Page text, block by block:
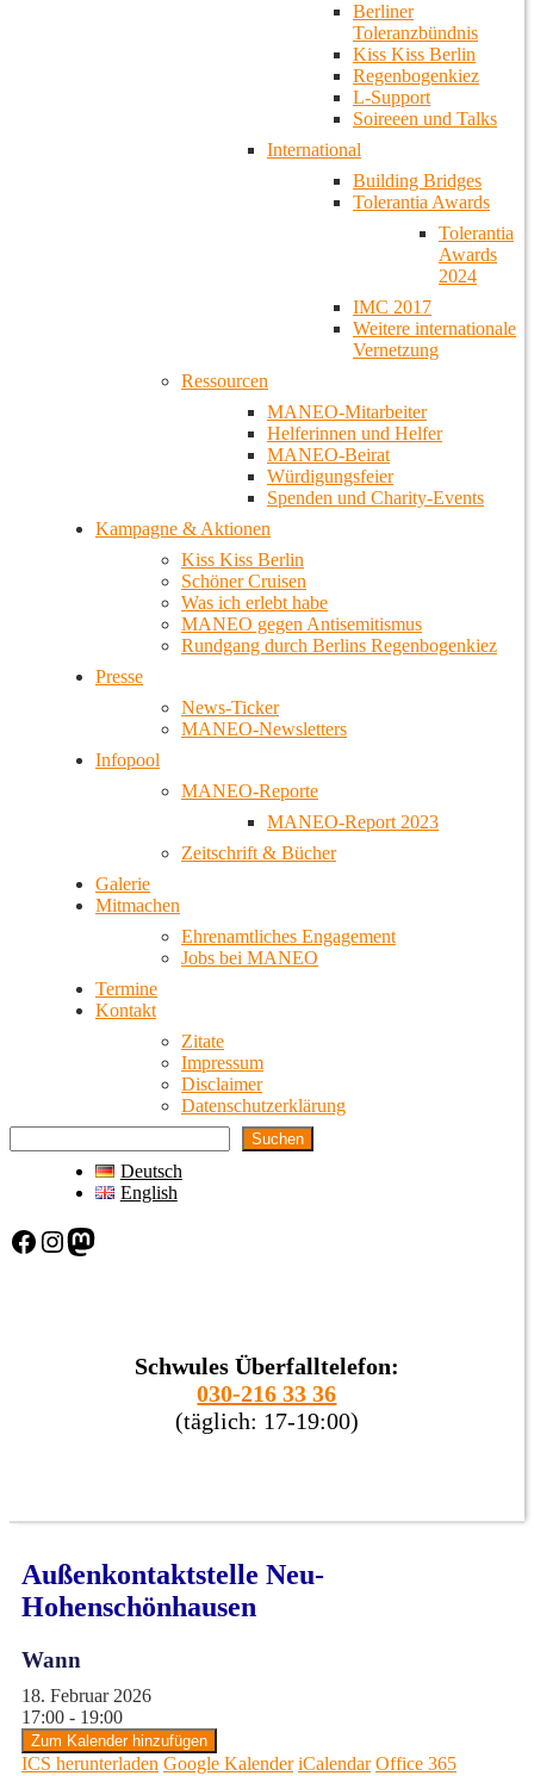
Berliner
Toleranzbündnis
Kiss Kiss Berlin
Regenbogenkiez
L-Support
Soireeen und Talks
International
Building Bridges
Tolerantia Awards
Tolerantia
Awards
2024
IMC 2017
Weitere internationale
Vernetzung
Ressourcen
MANEO-Mitarbeiter
Helferinnen und Helfer
MANEO-Beirat
Würdigungsfeier
Spenden und Charity-Events
Kampagne & Aktionen
Kiss Kiss Berlin
Schöner Cruisen
Was ich erlebt habe
MANEO gegen Antisemitismus
Rundgang durch Berlins Regenbogenkiez
Presse
News-Ticker
MANEO-Newsletters
Infopool
MANEO-Reporte
MANEO-Report 2023
Zeitschrift & Bücher
Galerie
Mitmachen
Ehrenamtliches Engagement
Jobs bei MANEO
Termine
Kontakt
Zitate
Impressum
Disclaimer
Datenschutzerklärung
Suchen
Deutsch
English
Facebook Instagram Mastodon
Schwules Überfalltelefon:
030-216 33 36
(täglich: 17-19:00)
Außenkontaktstelle Neu-
Hohenschönhausen
Wann
18. Februar 2026
17:00 - 19:00
Zum Kalender hinzufügen
ICS herunterladen Google Kalender iCalendar Office 365